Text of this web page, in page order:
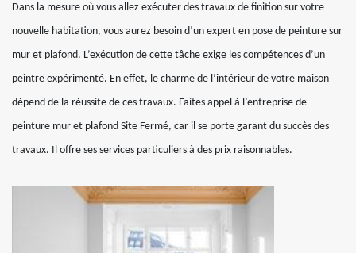
Dans la mesure où vous allez exécuter des travaux de finition sur votre
nouvelle habitation, vous aurez besoin d’un expert en pose de peinture sur
mur et plafond. L’exécution de cette tâche exige les compétences d’un
peintre expérimenté. En effet, le charme de l’intérieur de votre maison
dépend de la réussite de ces travaux. Faites appel à l’entreprise de
peinture mur et plafond Site Fermé, car il se porte garant du succès des
travaux. Il offre ses services particuliers à des prix raisonnables.